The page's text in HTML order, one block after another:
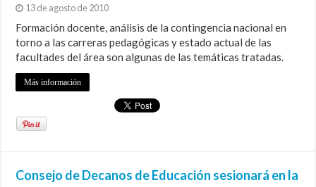
13 de agosto de 2010
Formación docente, análisis de la contingencia nacional en
torno a las carreras pedagógicas y estado actual de las
facultades del área son algunas de las temáticas tratadas.
Más información
Consejo de Decanos de Educación sesionará en la